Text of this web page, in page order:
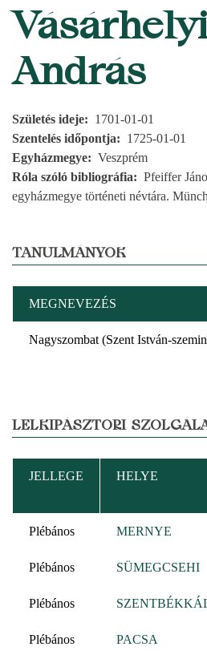
András
Születés ideje
1701-01-01
Szentelés időpontja
1725-01-01
Egyházmegye
Veszprém
Róla szóló bibliográfia
Pfeiffer
egyházmegye történeti névtára.
TANULMÁNYOK
MEGNEVEZÉS
Nagyszombat (Szent István-
LELKIPÁSZTORI
JELLEGE HELYE
Plébános MERNYE
Plébános SÜMEGCSEHI
Plébános
Plébános PACSA